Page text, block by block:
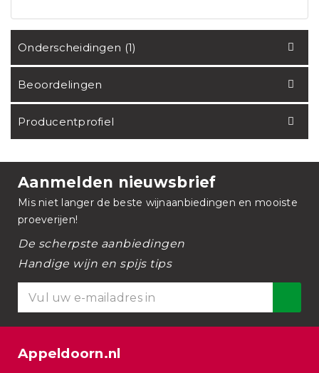
Onderscheidingen (1)
Beoordelingen
Producentprofiel
Aanmelden nieuwsbrief
Mis niet langer de beste wijnaanbiedingen en mooiste
proeverijen!
De scherpste aanbiedingen
Handige wijn en spijs tips
Appeldoorn.nl